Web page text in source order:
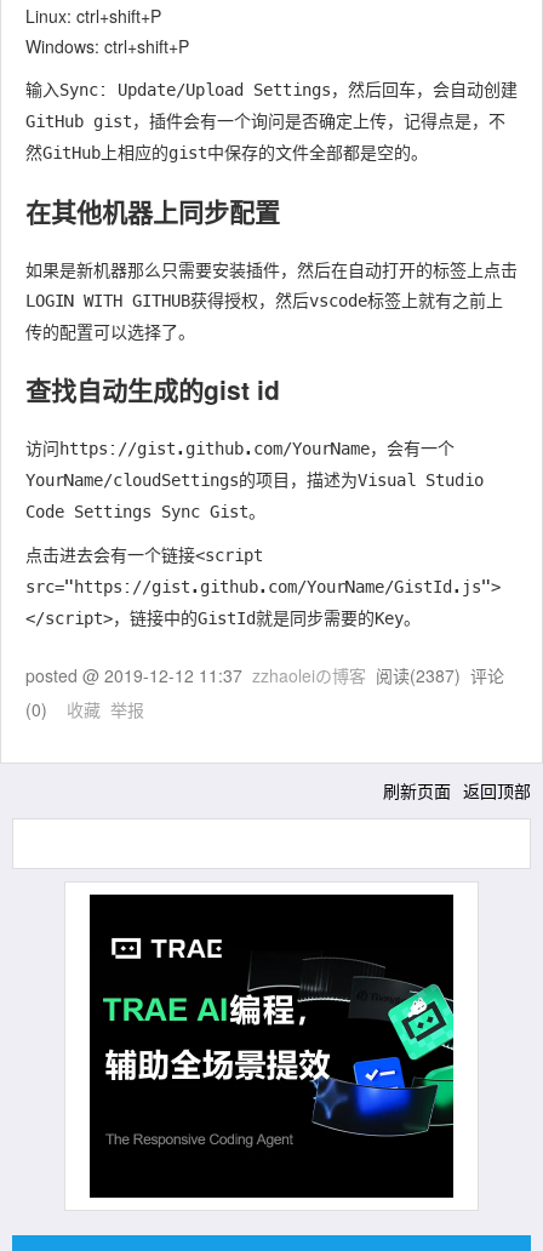
Linux: ctrl+shift+P
Windows: ctrl+shift+P
输入Sync: Update/Upload Settings，然后回车，会自动创建
GitHub gist，插件会有一个询问是否确定上传，记得点是，不
然GitHub 上相应的gist中保存的文件全部都是空的。
在其他机器上同步配置
如果是新机器那么只需要安装插件，然后在自动打开的标签上点击
LOGIN WITH GITHUB获得授权，然后vscode标签上就有之前上
传的配置可以选择了。
查找自动生成的gist id
访问https://gist.github.com/YourName，会有一个
YourName/cloudSettings的项目，描述为Visual Studio
Code Settings Sync Gist。
点击进去会有一个链接<script
src="https://gist.github.com/YourName/GistId.js">
</script>，链接中的GistId就是同步需要的Key。
posted @ 2019-12-12 11:37 zzhaoleiの博客 阅读(2387) 评论
(0) 收藏 举报
刷新页面 返回顶部